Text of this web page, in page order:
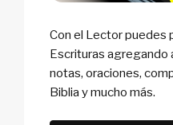
Con el Lector puedes
Escrituras
notas, oraciones,
Biblia y mucho más.